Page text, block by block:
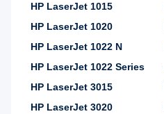
HP LaserJet 1015
HP LaserJet 1020
HP LaserJet 1022 N
HP LaserJet 1022 Series
HP LaserJet 3015
HP LaserJet 3020